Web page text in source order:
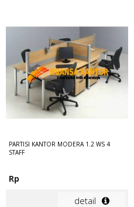
PARTISI KANTOR MODERA 1.2 WS 4
STAFF
Rp
detail